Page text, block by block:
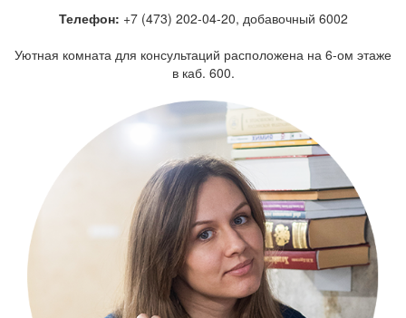
Телефон: +7 (473) 202-04-20, добавочный 6002
Уютная комната для консультаций расположена на 6-ом этаже
в каб. 600.